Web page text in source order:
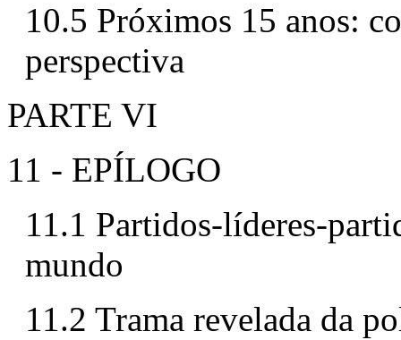
10.5 Próximos 15 anos:
perspectiva
PARTE VI
11 - EPÍLOGO
11.1 Partidos-líderes-
mundo
11.2 Trama revelada da